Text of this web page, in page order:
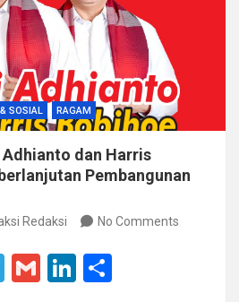
SOSIAL RAGAM
dan Harris
Pembangunan
Redaksi No Comments
T
G
Li